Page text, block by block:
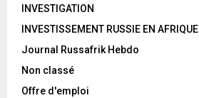
INVESTIGATION
INVESTISSEMENT RUSSIE EN AFRIQUE
Journal Russafrik Hebdo
Non classé
Offre d'emploi